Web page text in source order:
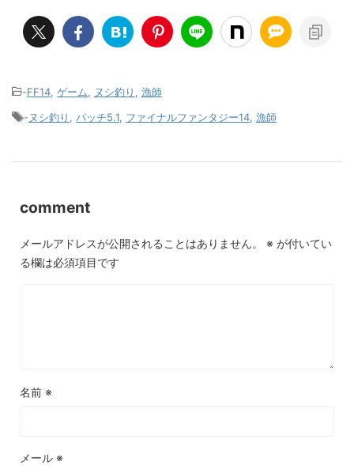
-FF14 ゲーム ヌシ釣り
漁師
-ヌシ釣り パッチ5.1 ファイナルファンタジー14 漁師
comment
メールアドレスが公開されることはありません。 ※ が付いてい
る欄は必須項目です
名前 ※
メール ※